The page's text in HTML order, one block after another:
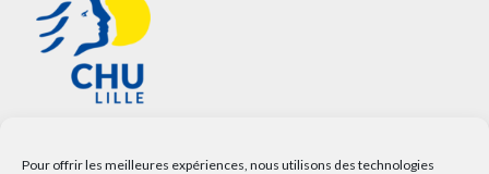
Pour offrir les meilleures expériences, nous utilisons des technologies